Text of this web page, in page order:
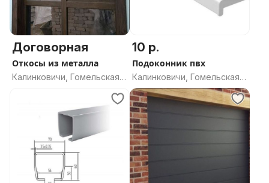
Договорная
Откосы из металла
Калинковичи, Гомельская
10 р.
Подоконник пвх
Калинковичи, Гомельская
область